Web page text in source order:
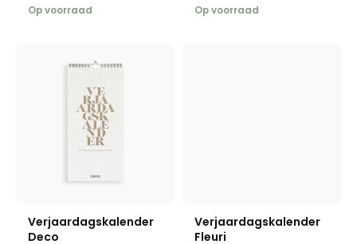
Op voorraad Op voorraad
Verjaardagskalender
Deco
Verjaardagskalender
Fleuri